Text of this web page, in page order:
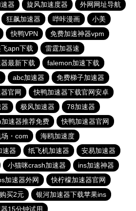
器 旋风加速度器
外网网址导航
狂飙加速器 哔咔漫画
小美
快鸭VPN
免费加速神器vpm
飞apn下载
雷霆加器速
最新下载
falemon加速下载
abc加速器
免费梯子加速器
官网
快鸭加速器下载官网安卓
极风加速器
78加速器
加速器推荐免费
快鸭加速器官网
・com
海鸥加速度
速器
纸飞机加速器
安易加速器
小猫咪crash加速器
ins加速神器
加速器外网
快柠檬加速器官网
买2元
银河加速器下载苹果ins
15分钟试用